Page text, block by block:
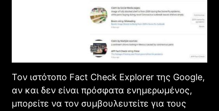
Τον ιστότοπο Fact Check Explorer της Google,
αν και δεν είναι πρόσφατα ενημερωμένος,
μπορείτε να τον συμβουλευτείτε για τους